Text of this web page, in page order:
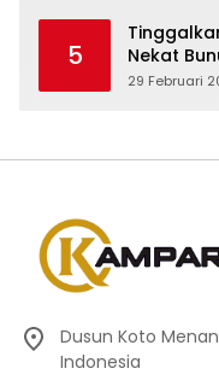
5
Nekat
29 Februari
Dusun Koto
Indonesia